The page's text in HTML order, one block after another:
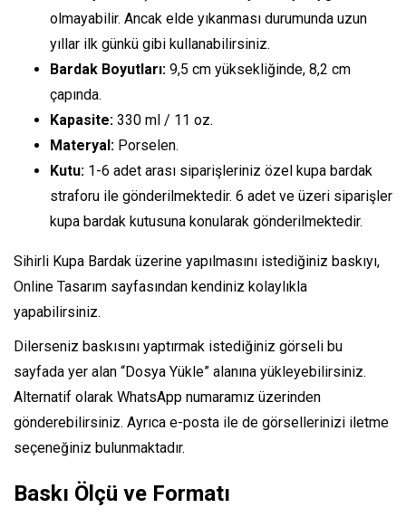
olmayabilir. Ancak elde yıkanması durumunda uzun
yıllar ilk günkü gibi kullanabilirsiniz.
Bardak Boyutları: 9,5 cm yüksekliğinde, 8,2 cm
çapında.
Kapasite: 330 ml / 11 oz.
Materyal: Porselen.
Kutu: 1-6 adet arası siparişleriniz özel kupa bardak
straforu ile gönderilmektedir. 6 adet ve üzeri siparişler
kupa bardak kutusuna konularak gönderilmektedir.
Sihirli Kupa Bardak üzerine yapılmasını istediğiniz baskıyı,
Online Tasarım sayfasından kendiniz kolaylıkla
yapabilirsiniz.
Dilerseniz baskısını yaptırmak istediğiniz görseli bu
sayfada yer alan “Dosya Yükle” alanına yükleyebilirsiniz.
Alternatif olarak WhatsApp numaramız üzerinden
gönderebilirsiniz. Ayrıca e-posta ile de görsellerinizi iletme
seçeneğiniz bulunmaktadır.
Baskı Ölçü ve Formatı